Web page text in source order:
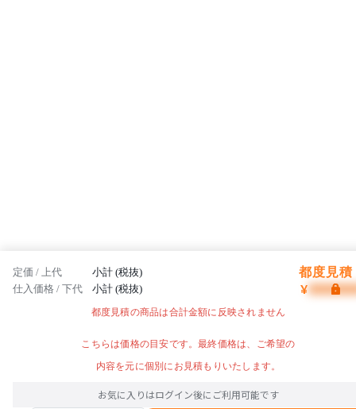
定価 / 上代 小計 (税抜) 都度見積
仕入価格 / 下代 小計 (税抜) ¥
都度見積の商品は合計金額に反映されません
こちらは価格の目安です。最終価格は、ご希望の
内容を元に個別にお見積もりいたします。
お気に入りはログイン後にご利用可能です